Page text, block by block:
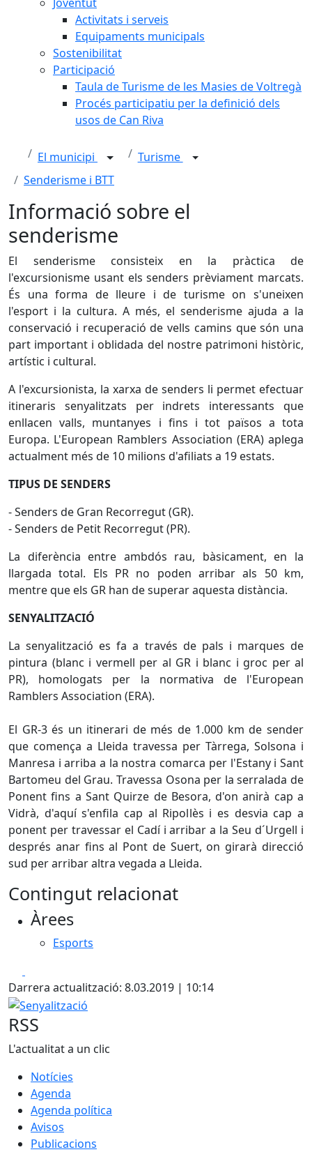
Activitats i serveis
Equipaments municipals
Sostenibilitat
Participació
Taula de Turisme de les Masies de Voltregà
Procés participatiu per la definició dels
usos de Can Riva
El municipi
Turisme
Senderisme i BTT
Informació sobre el
senderisme
El senderisme consisteix en la pràctica de
l'excursionisme usant els senders prèviament marcats.
És una forma de lleure i de turisme on s'uneixen
l'esport i la cultura. A més, el senderisme ajuda a la
conservació i recuperació de vells camins que són una
part important i oblidada del nostre patrimoni històric,
artístic i cultural.
A l'excursionista, la xarxa de senders li permet efectuar
itineraris senyalitzats per indrets interessants que
enllacen valls, muntanyes i fins i tot països a tota
Europa. L'European Ramblers Association (ERA) aplega
actualment més de 10 milions d'afiliats a 19 estats.
TIPUS DE SENDERS
- Senders de Gran Recorregut (GR).
- Senders de Petit Recorregut (PR).
La diferència entre ambdós rau, bàsicament, en la
llargada total. Els PR no poden arribar als 50 km,
mentre que els GR han de superar aquesta distància.
SENYALITZACIÓ
La senyalització es fa a través de pals i marques de
pintura (blanc i vermell per al GR i blanc i groc per al
PR), homologats per la normativa de l'European
Ramblers Association (ERA).
El GR-3 és un itinerari de més de 1.000 km de sender
que comença a Lleida travessa per Tàrrega, Solsona i
Manresa i arriba a la nostra comarca per l'Estany i Sant
Bartomeu del Grau. Travessa Osona per la serralada de
Ponent fins a Sant Quirze de Besora, d'on anirà cap a
Vidrà, d'aquí s'enfila cap al Ripollès i es desvia cap a
ponent per travessar el Cadí i arribar a la Seu d´Urgell i
després anar fins al Pont de Suert, on girarà direcció
sud per arribar altra vegada a Lleida.
Contingut relacionat
Àrees
Esports
Darrera actualització: 8.03.2019 | 10:14
Senyalització
RSS
L'actualitat a un clic
Notícies
Agenda
Agenda política
Avisos
Publicacions